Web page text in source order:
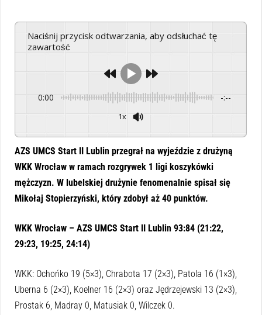
Naciśnij przycisk odtwarzania, aby odsłuchać tę
zawartość
0:00 -:--
1x
AZS UMCS Start II Lublin przegrał na wyjeździe z drużyną
WKK Wrocław w ramach rozgrywek 1 ligi koszykówki
mężczyzn. W lubelskiej drużynie fenomenalnie spisał się
Mikołaj Stopierzyński, który zdobył aż 40 punktów.
WKK Wrocław – AZS UMCS Start II Lublin 93:84 (21:22,
29:23, 19:25, 24:14)
WKK: Ochońko 19 (5×3), Chrabota 17 (2×3), Patola 16 (1×3),
Uberna 6 (2×3), Koelner 16 (2×3) oraz Jędrzejewski 13 (2×3),
Prostak 6, Madray 0, Matusiak 0, Wilczek 0.